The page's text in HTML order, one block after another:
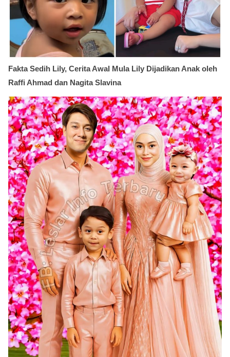
Fakta Sedih Lily, Cerita Awal Mula Lily Dijadikan Anak oleh
Raffi Ahmad dan Nagita Slavina